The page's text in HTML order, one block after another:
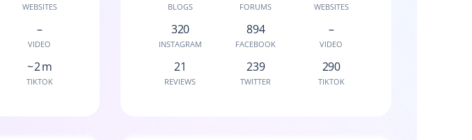
WEBSITES
–
VIDEO
~ 2 m
TIKTOK
BLOGS FORUMS WEBSITES
320
INSTAGRAM
894
FACEBOOK
–
VIDEO
21
REVIEWS
239
TWITTER
290
TIKTOK